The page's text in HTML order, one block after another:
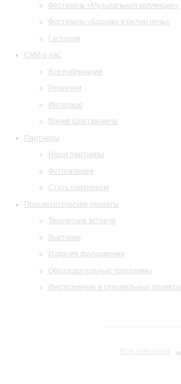
Фестиваль «Музыкальная коллекция»
Фестиваль «Барокко в белую ночь»
Гастроли
СМИ о нас
Все публикации
Рецензии
Интервью
Время Шостаковича
Партнеры
Наши партнеры
Фотогалерея
Стать партнером
Просветительские проекты
Творческие встречи
Выставки
Издания филармонии
Образовательные программы
Инклюзивные и специальные проекты
Все события